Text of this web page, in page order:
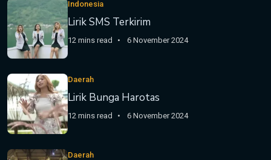
Indonesia
Lirik SMS Terkirim
12 mins read 6 November 2024
Daerah
Lirik Bunga Harotas
12 mins read 6 November 2024
Daerah